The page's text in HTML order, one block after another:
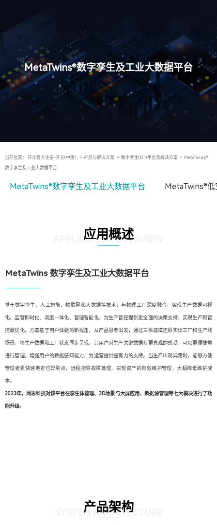
MetaTwins®数字孪生及工业大数据平台
当前位置： 开元官方注册-开元(中国), > 产品与解决方案 > 数字孪生(DT)平台及解决方案 > MetaTwins®
数字孪生及工业大数据平台
MetaTwins®数字孪生及工业大数据平台 MetaTwins®
应用概述
APPLICATION OVERVIEW
MetaTwins 数字孪生及工业大数据平台
基于数字孪生、人工智能、物联网和大数据等技术，与物理工厂深度融合，实现生产数据可视
化、监管即时化、调度一体化、管理智能化，为生产管控提供更全面的决策支持，实现生产和管
控最优化。方案基于用户体验的新视角，从产品思考出发，通过三维建模还原实体工厂和生产线
场景，将生产数据和工厂状态同步呈现，让用户对生产关键数据有更直观的感受，可以更便捷地
进行管理，增强用户的数据感知能力，为运营提供强有力的支持。当生产出现异常时，能够方便
管理者更快速地定位异常点，远程指导故障处理，实现资产的有效维护管理，大幅降低维护成
本。
2023年，网思科技对该平台在孪生体管理、3D场景与大屏应用、数据源管理等七大模块进行了功
能升级。
产品架构
SYSTEM ARCHITECTURE